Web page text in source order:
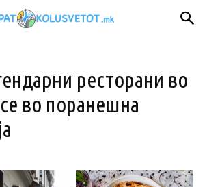
ресторани во
во поранешна